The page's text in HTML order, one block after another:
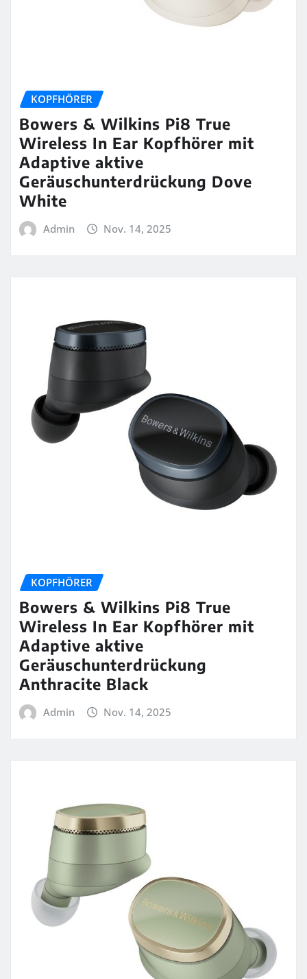
KOPFHÖRER
Bowers & Wilkins Pi8 True
Wireless In Ear Kopfhörer mit
Adaptive aktive
Geräuschunterdrückung Dove
White
Admin Nov. 14, 2025
KOPFHÖRER
Bowers & Wilkins Pi8 True
Wireless In Ear Kopfhörer mit
Adaptive aktive
Geräuschunterdrückung
Anthracite Black
Admin Nov. 14, 2025